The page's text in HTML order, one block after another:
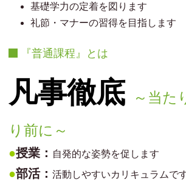
基礎学力の定着を図ります
礼節・マナーの習得を目指します
『普通課程』とは
凡事徹底
～当た
り前に～
●授業： 自発的な姿勢を促します
●部活： 活動しやすいカリキュラムで